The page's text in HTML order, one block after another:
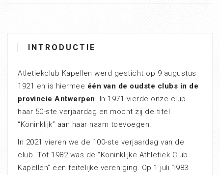
INTRODUCTIE
Atletiekclub Kapellen werd gesticht op 9 augustus
1921 en is hiermee één van de oudste clubs in de
provincie Antwerpen. In 1971 vierde onze club
haar 50-ste verjaardag en mocht zij de titel
“Koninklijk” aan haar naam toevoegen.
In 2021 vieren we de 100-ste verjaardag van de
club. Tot 1982 was de “Koninklijke Athletiek Club
Kapellen” een feitelijke vereniging. Op 1 juli 1983